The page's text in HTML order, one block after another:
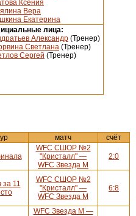
Ксения
Вера
Екатерина
лица:
Александр (Тренер)
Светлана (Тренер)
Сергей (Тренер)
матч счёт
WFC СШОР №2
"Кристалл" —
WFC Звезда М
2:0
11
WFC СШОР №2
"Кристалл" —
WFC Звезда М
6:8
WFC Звезда М —